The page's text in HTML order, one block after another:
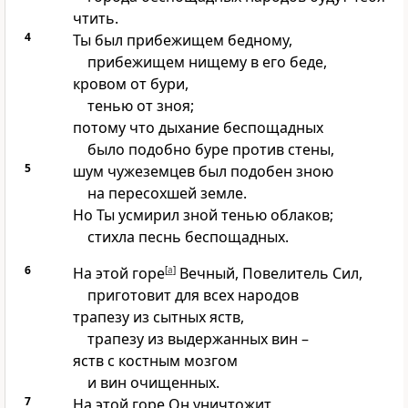
чтить.
4
Ты был прибежищем бедному,
прибежищем нищему в его беде,
кровом от бури,
тенью от зноя;
потому что дыхание беспощадных
было подобно буре против стены,
5
шум чужеземцев был подобен зною
на пересохшей земле.
Но Ты усмирил зной тенью облаков;
стихла песнь беспощадных.
6 На этой горе[a]Вечный, Повелитель Сил,
приготовит для всех народов
трапезу из сытных яств,
трапезу из выдержанных вин –
яств с костным мозгом
и вин очищенных.
7